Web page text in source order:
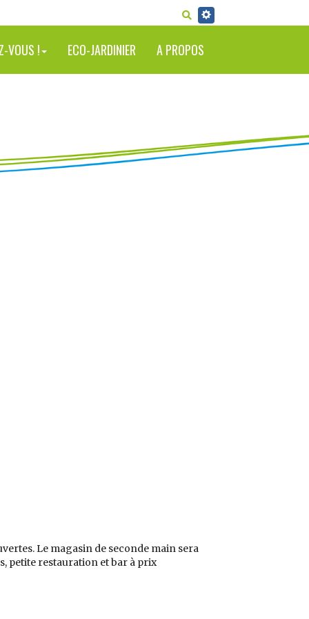
RECHERCHER
VOUS ! ECO-JARDINIER A PROPOS
Le magasin de seconde main sera
petite restauration et bar à prix